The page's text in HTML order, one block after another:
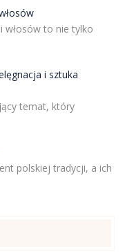
włosów to nie tylko
i sztuka
temat, który
polskiej tradycji, a ich